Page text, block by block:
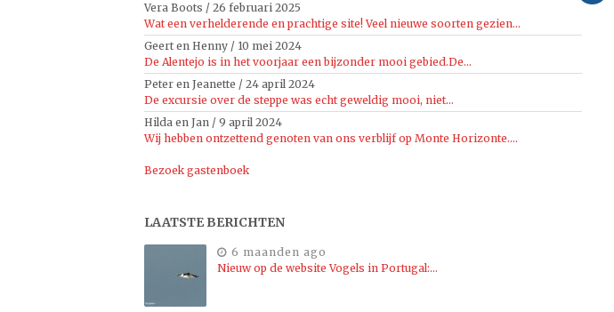
Vera Boots / 26 februari 2025
Wat een verhelderende en prachtige site! Veel nieuwe soorten gezien...
Geert en Henny / 10 mei 2024
De Alentejo is in het voorjaar een bijzonder mooi gebied.De...
Peter en Jeanette / 24 april 2024
De excursie over de steppe was echt geweldig mooi, niet...
Hilda en Jan / 9 april 2024
Wij hebben ontzettend genoten van ons verblijf op Monte Horizonte....
Bezoek gastenboek
LAATSTE BERICHTEN
6 maanden ago
Nieuw op de website Vogels in Portugal:…